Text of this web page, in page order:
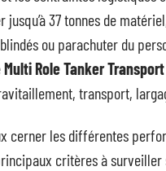
jusqu’à 37 tonnes de
ou parachuter du
Multi Role Tanker Transport
transport,
cerner les différentes
critères à surveiller